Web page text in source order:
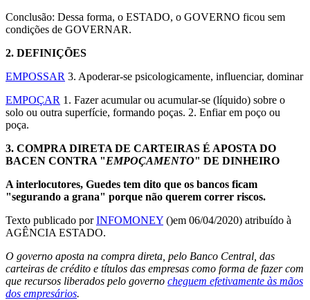
Conclusão: Dessa forma, o ESTADO, o GOVERNO ficou sem
condições de GOVERNAR.
2. DEFINIÇÕES
EMPOSSAR 3. Apoderar-se psicologicamente, influenciar, dominar
EMPOÇAR 1. Fazer acumular ou acumular-se (líquido) sobre o
solo ou outra superfície, formando poças. 2. Enfiar em poço ou
poça.
3. COMPRA DIRETA DE CARTEIRAS É APOSTA DO
BACEN CONTRA "EMPOÇAMENTO" DE DINHEIRO
A interlocutores, Guedes tem dito que os bancos ficam
"segurando a grana" porque não querem correr riscos.
Texto publicado porINFOMONEY ()em 06/04/2020) atribuído à
AGÊNCIA ESTADO.
O governo aposta na compra direta, pelo Banco Central, das
carteiras de crédito e títulos das empresas como forma de fazer com
que recursos liberados pelo governo cheguem efetivamente às mãos
dos empresários.